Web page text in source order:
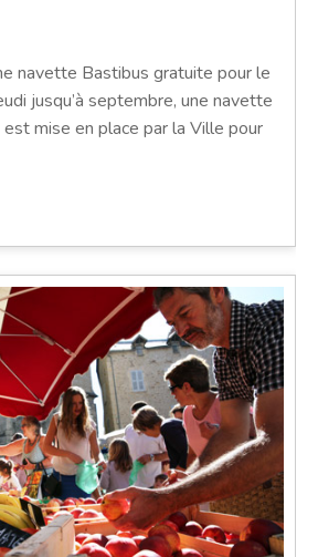
navette Bastibus gratuite pour le
jusqu’à septembre, une navette
mise en place par la Ville pour